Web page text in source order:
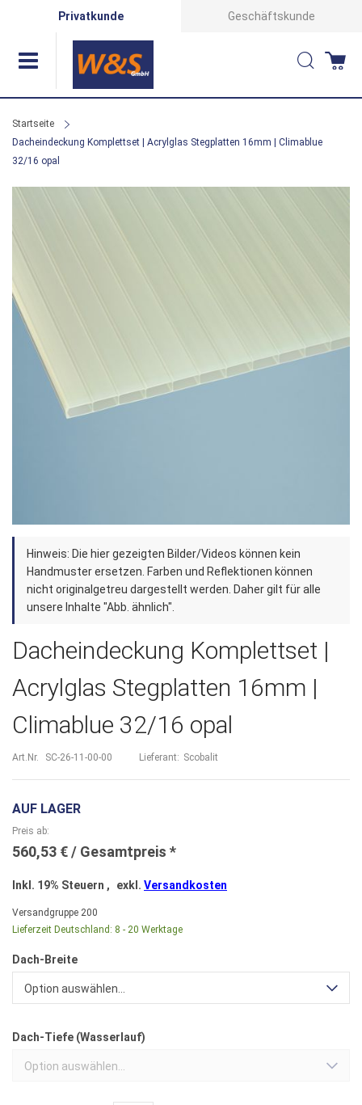
Privatkunde Geschäftskunde
Suche
Startseite
Dacheindeckung Komplettset | Acrylglas Stegplatten 16mm | Climablue
32/16 opal
Zum
der
Bildergalerie
springen
Zum
Anfang
der
Bildergalerie
Hinweis: Die hier gezeigten Bilder/Videos können kein
Handmuster ersetzen. Farben und Reflektionen können
nicht originalgetreu dargestellt werden. Daher gilt für alle
unsere Inhalte "Abb. ähnlich".
Dacheindeckung Komplettset |
Acrylglas Stegplatten 16mm |
Climablue 32/16 opal
Art.Nr. SC-26-11-00-00 Lieferant: Scobalit
AUF LAGER
Preis ab
560,53 €
Inkl. 19% Steuern , exkl. Versandkosten
Versandgruppe 200
Lieferzeit Deutschland: 8 - 20 Werktage
Dach-Breite
Option auswählen...
Dach-Tiefe (Wasserlauf)
Option auswählen...